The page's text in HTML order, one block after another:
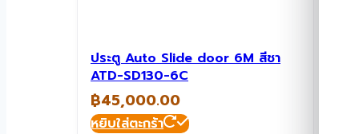
ประตู Auto Slide door 6M สีชา
ATD-SD130-6C
฿45,000.00
หยิบใส่ตะกร้า